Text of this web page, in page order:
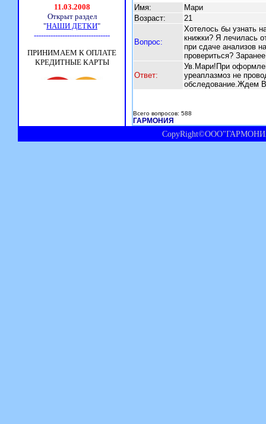
Имя:
Мари
Возраст:
21
Вопрос:
Хотелось бы узнать
книжки? Я лечилась
при сдаче анализов
провериться?
Ответ:
Ув.Мари!При
уреаплазмоз не
обследование.Ждем
Всего вопросов: 588
ГАРМОНИЯ